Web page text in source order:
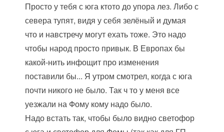
Просто у тебя с юга ктото до упора лез. Либо с
севера тупят, видя у себя зелёный и думая
что и навстречу могут ехать тоже. Это надо
чтобы народ просто привык. В Европах бы
какой-нить инфощит про изменения
поставили бы... Я утром смотрел, когда с юга
почти никого не было. Так ч то у меня все
уезжали на Фому кому надо было.
Надо встать так, чтобы было видно светофор